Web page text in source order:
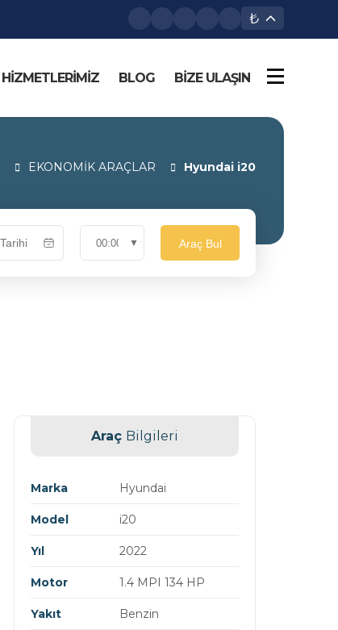
₺
HİZMETLERİMİZ BLOG BİZE ULAŞIN
EKONOMİK ARAÇLAR Hyundai i20
Araç Bul
Araç Bilgileri
Marka Hyundai
Model i20
Yıl 2022
Motor 1.4 MPI 134 HP
Yakıt Benzin